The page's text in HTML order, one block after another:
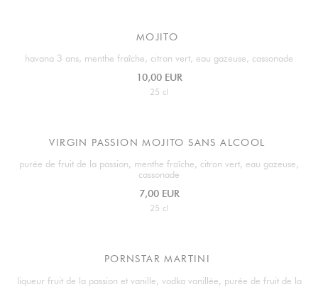
MOJITO
havana 3 ans, menthe fraîche, citron vert, eau gazeuse, cassonade
10,00 EUR
25 cl
VIRGIN PASSION MOJITO SANS ALCOOL
purée de fruit de la passion, menthe fraîche, citron vert, eau gazeuse,
cassonade
7,00 EUR
25 cl
PORNSTAR MARTINI
liqueur fruit de la passion et vanille, vodka vanillée, purée de fruit de la